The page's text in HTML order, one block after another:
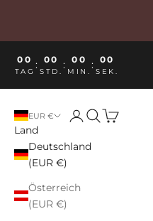
00
TAG
: 00
STD.
: 00
MIN.
: 00
SEK.
EUR €
Land
Deutschland
(EUR €)
Österreich
(EUR €)
Anmelden
Suchen